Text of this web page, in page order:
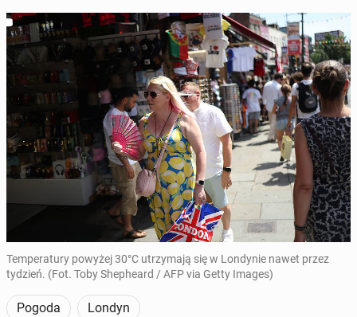
Temperatury powyżej 30°C utrzymają się w Londynie nawet przez
tydzień. (Fot. Toby Shepheard / AFP via Getty Images)
Pogoda Londyn